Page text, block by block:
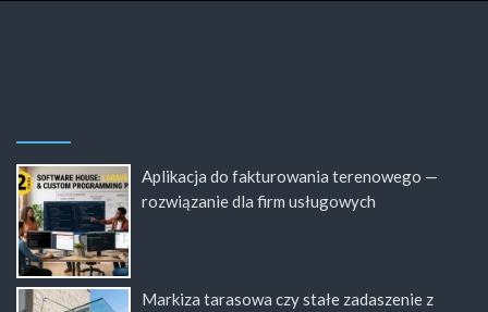
Aplikacja do fakturowania terenowego —
rozwiązanie dla firm usługowych
Markiza tarasowa czy stałe zadaszenie z